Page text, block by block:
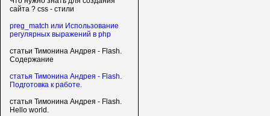
сайта ? css - стили
preg_match или Использование
регулярных выражений в php
статьи Тимонина Андрея - Flash.
Содержание
статья Тимонина Андрея - Flash.
Подготовка к работе.
статья Тимонина Андрея - Flash.
Hello world.